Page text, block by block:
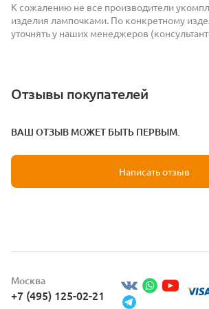
К сожалению не все производители
изделия лампочками. По конкретному
уточнять у наших менеджеров
Отзывы покупателей
ВАШ ОТЗЫВ МОЖЕТ БЫТЬ ПЕРВЫМ.
Написать отзыв
Москва
+7 (495) 125-02-21